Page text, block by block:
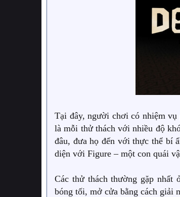
Tại đây, người chơi có nhiệm vụ
là mỗi thử thách với nhiều độ
đâu, đưa họ đến với thực thể bí
diện với Figure – một con quái
Các thử thách thường gặp
bóng tối, mở cửa bằng cách giải